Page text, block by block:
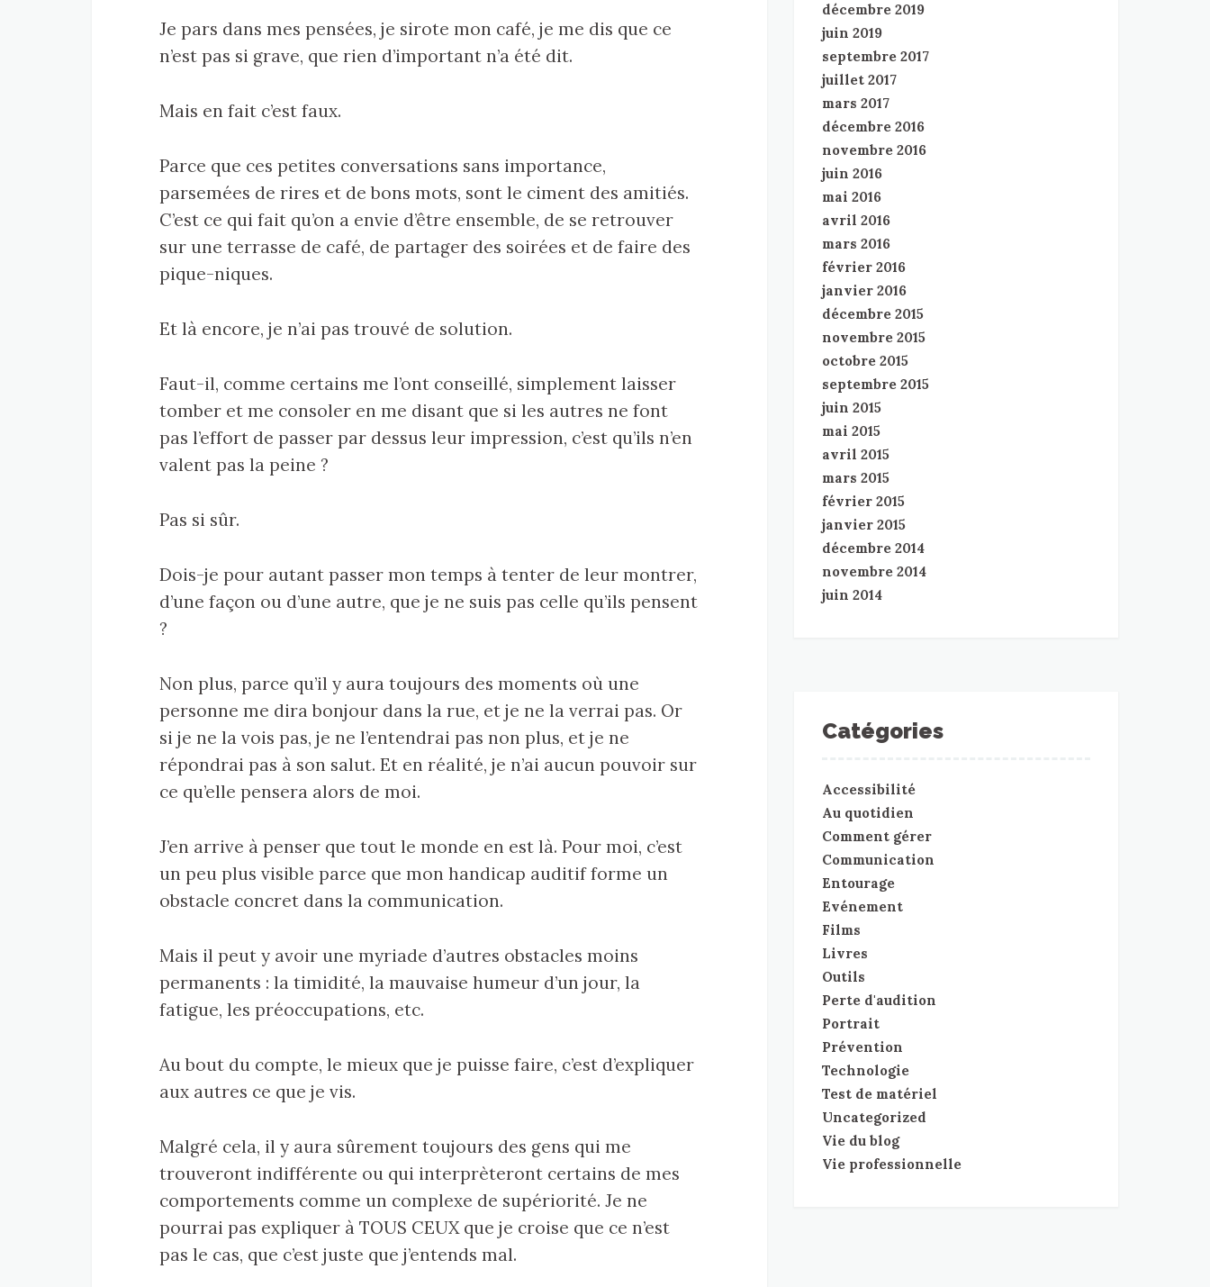
Je pars dans mes pensées, je sirote mon café, je me dis que ce
n’est pas si grave, que rien d’important n’a été dit.
Mais en fait c’est faux.
Parce que ces petites conversations sans importance,
parsemées de rires et de bons mots, sont le ciment des amitiés.
C’est ce qui fait qu’on a envie d’être ensemble, de se retrouver
sur une terrasse de café, de partager des soirées et de faire des
pique-niques.
Et là encore, je n’ai pas trouvé de solution.
Faut-il, comme certains me l’ont conseillé, simplement laisser
tomber et me consoler en me disant que si les autres ne font
pas l’effort de passer par dessus leur impression, c’est qu’ils n’en
valent pas la peine ?
Pas si sûr.
Dois-je pour autant passer mon temps à tenter de leur montrer,
d’une façon ou d’une autre, que je ne suis pas celle qu’ils pensent
?
Non plus, parce qu’il y aura toujours des moments où une
personne me dira bonjour dans la rue, et je ne la verrai pas. Or
si je ne la vois pas, je ne l’entendrai pas non plus, et je ne
répondrai pas à son salut. Et en réalité, je n’ai aucun pouvoir sur
ce qu’elle pensera alors de moi.
J’en arrive à penser que tout le monde en est là. Pour moi, c’est
un peu plus visible parce que mon handicap auditif forme un
obstacle concret dans la communication.
Mais il peut y avoir une myriade d’autres obstacles moins
permanents : la timidité, la mauvaise humeur d’un jour, la
fatigue, les préoccupations, etc.
Au bout du compte, le mieux que je puisse faire, c’est d’expliquer
aux autres ce que je vis.
Malgré cela, il y aura sûrement toujours des gens qui me
trouveront indifférente ou qui interprèteront certains de mes
comportements comme un complexe de supériorité. Je ne
pourrai pas expliquer à TOUS CEUX que je croise que ce n’est
pas le cas, que c’est juste que j’entends mal.
décembre 2019
juin 2019
septembre 2017
juillet 2017
mars 2017
décembre 2016
novembre 2016
juin 2016
mai 2016
avril 2016
mars 2016
février 2016
janvier 2016
décembre 2015
novembre 2015
octobre 2015
septembre 2015
juin 2015
mai 2015
avril 2015
mars 2015
février 2015
janvier 2015
décembre 2014
novembre 2014
juin 2014
Catégories
Accessibilité
Au quotidien
Comment gérer
Communication
Entourage
Evénement
Films
Livres
Outils
Perte d'audition
Portrait
Prévention
Technologie
Test de matériel
Uncategorized
Vie du blog
Vie professionnelle